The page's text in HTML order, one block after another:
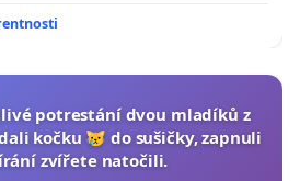
potrestání dvou mladíků z
kočku 😿 do sušičky, zapnuli
zvířete natočili.